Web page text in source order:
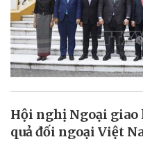
Hội nghị Ngoại giao
quả đối ngoại Việt